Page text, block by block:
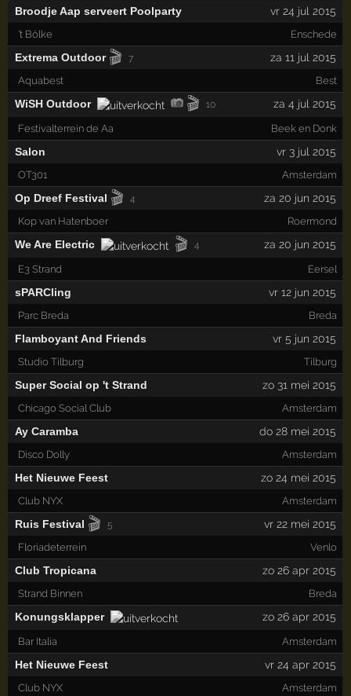
Broodje Aap serveert Poolparty vr 24 jul 2015
't Bölke Enschede
Extrema Outdoor 🎬 7 za 11 jul 2015
Aquabest Best
WiSH Outdoor 🎬 10 za 4 jul 2015
Festivalterrein de Aa Beek en Donk
Salon vr 3 jul 2015
OT301 Amsterdam
Op Dreef Festival 🎬 4 za 20 jun 2015
Kop van Hatenboer Roermond
We Are Electric 🎬 4 za 20 jun 2015
E3 Strand Eersel
sPARCling vr 12 jun 2015
Parc Breda Breda
Flamboyant And Friends vr 5 jun 2015
Studio Tilburg Tilburg
Super Social op 't Strand zo 31 mei 2015
Chicago Social Club Amsterdam
Ay Caramba do 28 mei 2015
Disco Dolly Amsterdam
Het Nieuwe Feest zo 24 mei 2015
Club NYX Amsterdam
Ruis Festival 🎬 5 vr 22 mei 2015
Floriadeterrein Venlo
Club Tropicana zo 26 apr 2015
Strand Binnen Breda
Konungsklapper zo 26 apr 2015
Bar Italia Amsterdam
Het Nieuwe Feest vr 24 apr 2015
Club NYX Amsterdam